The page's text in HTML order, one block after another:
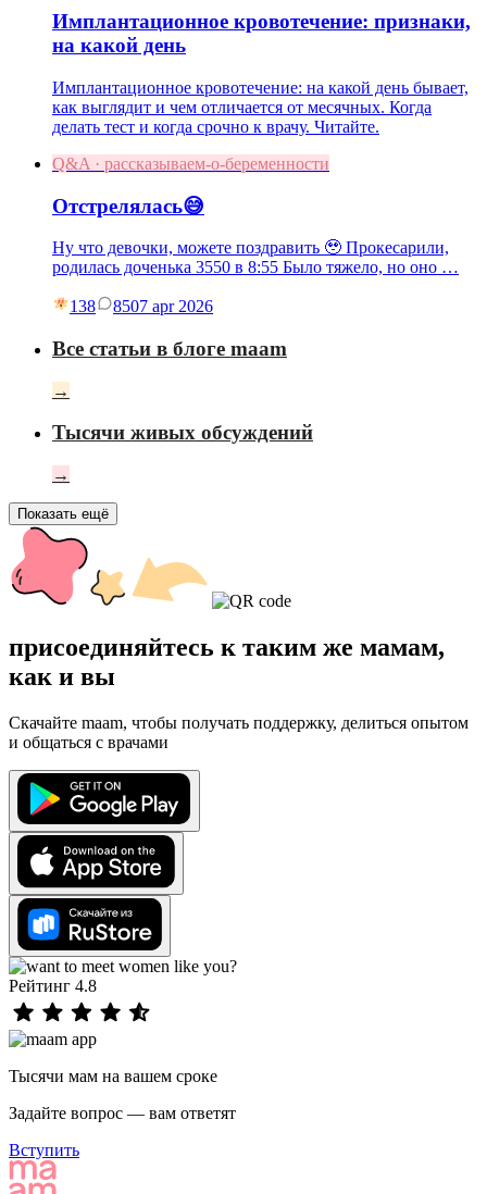
Имплантационное кровотечение: признаки,
на какой день
Имплантационное кровотечение: на какой день бывает,
как выглядит и чем отличается от месячных. Когда
делать тест и когда срочно к врачу. Читайте.
Q&A · рассказываем-о-беременности
Отстрелялась😅
Ну что девочки, можете поздравить 🥹 Прокесарили,
родилась доченька 3550 в 8:55 Было тяжело, но оно …
138 8507 apr 2026
Все статьи в блоге maam
→
Тысячи живых обсуждений
→
Показать ещё
присоединяйтесь к таким же мамам,
как и вы
Скачайте maam, чтобы получать поддержку, делиться опытом
и общаться с врачами
Рейтинг 4.8
Тысячи мам на вашем сроке
Задайте вопрос — вам ответят
Вступить